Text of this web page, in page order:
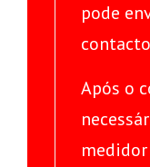
pode
Após o